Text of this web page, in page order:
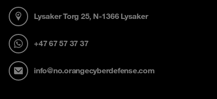
Lysaker Torg 25, N-1366 Lysaker
+47 67 57 37 37
info@no.orangecyberdefense.com